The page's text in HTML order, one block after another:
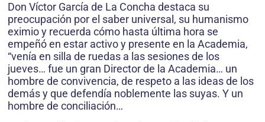
Don Víctor García de La Concha destaca su
preocupación por el saber universal, su humanismo
eximio y recuerda cómo hasta última hora se
empeñó en estar activo y presente en la Academia,
“venía en silla de ruedas a las sesiones de los
jueves… fue un gran Director de la Academia… un
hombre de convivencia, de respeto a las ideas de los
demás y que defendía noblemente las suyas. Y un
hombre de conciliación…